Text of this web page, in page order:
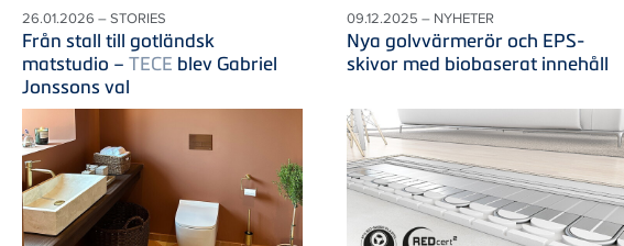
26.01.2026 – STORIES
Från stall till gotländsk
matstudio – TECE blev Gabriel
Jonssons val
09.12.2025 – NYHETER
Nya golvvärmerör och EPS-
skivor med biobaserat innehåll